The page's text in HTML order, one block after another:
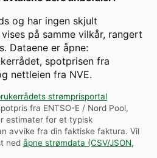
og har ingen skjult
på samme vilkår, rangert
Dataene er åpne:
spotprisen fra
nettleien fra NVE.
strømprisportal
fra ENTSO-E / Nord Pool,
estimater for et typisk
avvike fra din faktiske faktura. Vil
ned åpne strømdata (CSV/JSON,